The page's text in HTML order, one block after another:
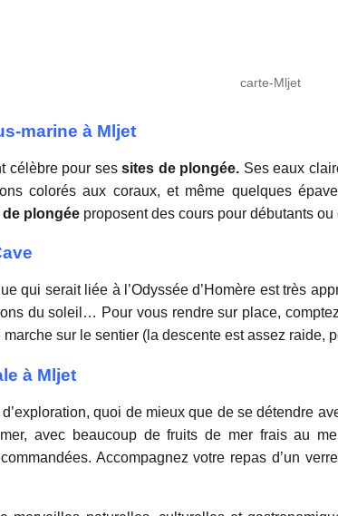
carte-Mljet
marine à Mljet
célèbre pour sessites de plongée. Ses eaux
colorés aux coraux, et même quelques
plongée proposent des cours pour débutants
qui serait liée à l’Odyssée d’Homère est très
du soleil… Pour vous rendre sur place,
sur le sentier (la descente est assez raide,
à Mljet
quoi de mieux que de se détendre
avec beaucoup de fruits de mer frais au
Accompagnez votre repas d’un